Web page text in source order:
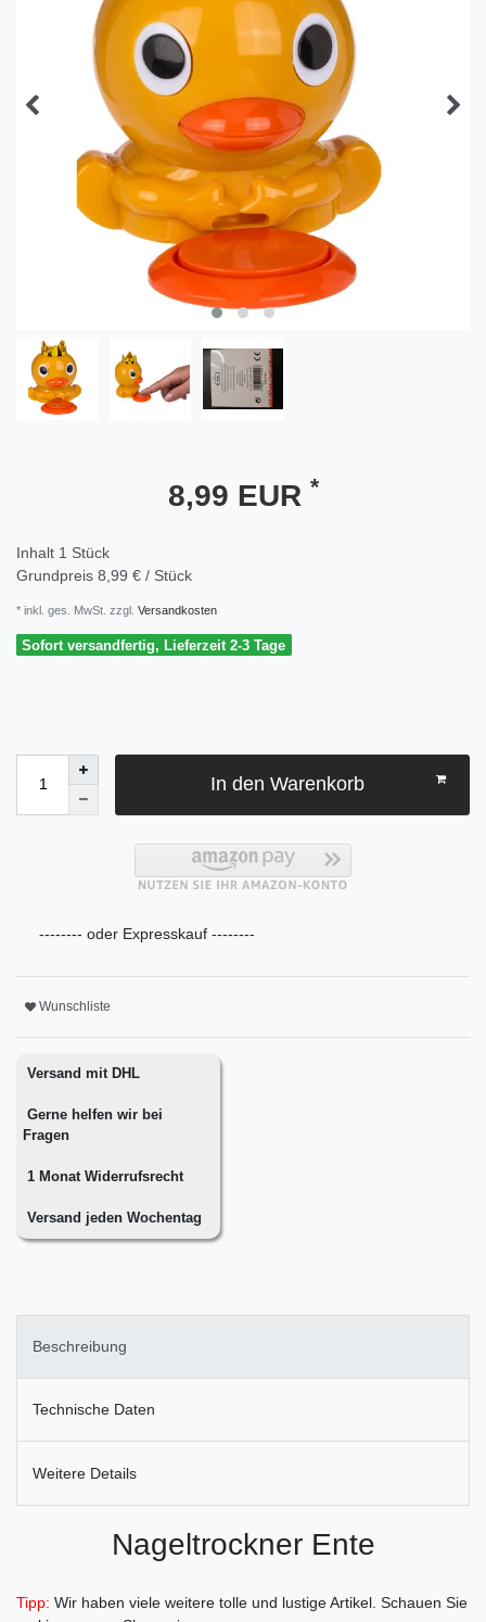
8,99 EUR *
Inhalt 1 Stück
Grundpreis 8,99 € / Stück
* inkl. ges. MwSt. zzgl. Versandkosten
Sofort versandfertig, Lieferzeit 2-3 Tage
In den Warenkorb
-------- oder Expresskauf --------
Wunschliste
Versand mit DHL
Gerne helfen wir bei
Fragen
1 Monat Widerrufsrecht
Versand jeden Wochentag
Beschreibung
Technische Daten
Weitere Details
Nageltrockner Ente
Tipp: Wir haben viele weitere tolle und lustige Artikel. Schauen Sie